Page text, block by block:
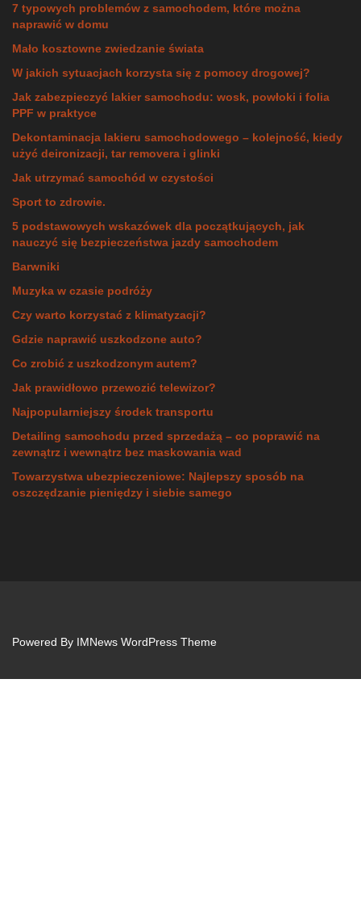
7 typowych problemów z samochodem, które można
naprawić w domu
Mało kosztowne zwiedzanie świata
W jakich sytuacjach korzysta się z pomocy drogowej?
Jak zabezpieczyć lakier samochodu: wosk, powłoki i folia
PPF w praktyce
Dekontaminacja lakieru samochodowego – kolejność, kiedy
użyć deironizacji, tar removera i glinki
Jak utrzymać samochód w czystości
Sport to zdrowie.
5 podstawowych wskazówek dla początkujących, jak
nauczyć się bezpieczeństwa jazdy samochodem
Barwniki
Muzyka w czasie podróży
Czy warto korzystać z klimatyzacji?
Gdzie naprawić uszkodzone auto?
Co zrobić z uszkodzonym autem?
Jak prawidłowo przewozić telewizor?
Najpopularniejszy środek transportu
Detailing samochodu przed sprzedażą – co poprawić na
zewnątrz i wewnątrz bez maskowania wad
Towarzystwa ubezpieczeniowe: Najlepszy sposób na
oszczędzanie pieniędzy i siebie samego
Powered By IMNews WordPress Theme